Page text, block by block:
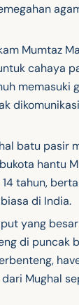
Mumtaz
cahaya
memasuki
batu pasir
hantu
tahun,
di India.
yang
di puncak
Mughal